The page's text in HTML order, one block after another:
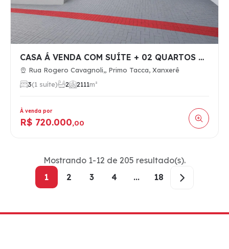
CASA Á VENDA COM SUÍTE + 02 QUARTOS NO BAIRRO PRIMO TACCA
Rua Rogero Cavagnoli,, Primo Tacca, Xanxerê
3(1 suíte) 2 2111m²
À venda por
R$ 720.000,00
Mostrando 1-12 de 205 resultado(s).
1
2 3 4 ... 18